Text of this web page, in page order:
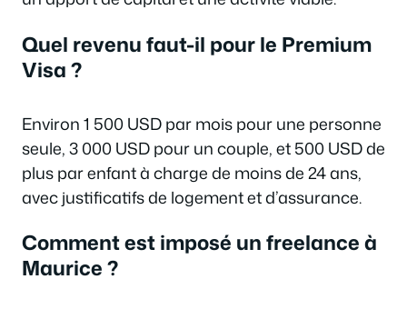
Quel revenu faut-il pour le Premium
Visa ?
Environ 1 500 USD par mois pour une personne
seule, 3 000 USD pour un couple, et 500 USD de
plus par enfant à charge de moins de 24 ans,
avec justificatifs de logement et d’assurance.
Comment est imposé un freelance à
Maurice ?